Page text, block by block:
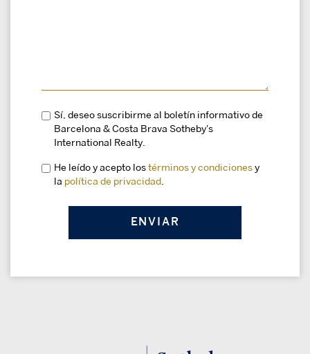
Sí, deseo suscribirme al boletín informativo de
Barcelona & Costa Brava Sotheby's
International Realty.
He leído y acepto los términos y condiciones y
la política de privacidad